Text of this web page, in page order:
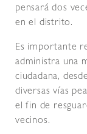
pensará dos
en el distrito.
Es importante
administra una
ciudadana,
diversas vías
el fin de
vecinos.